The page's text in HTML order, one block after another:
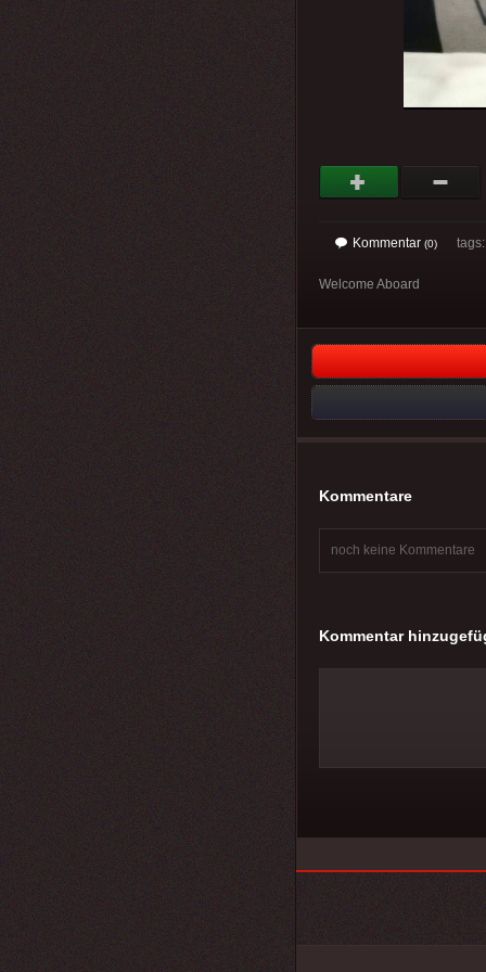
Kommentar (0) tags:
Welcome Aboard
Kommentare
noch keine Kommentare
Kommentar